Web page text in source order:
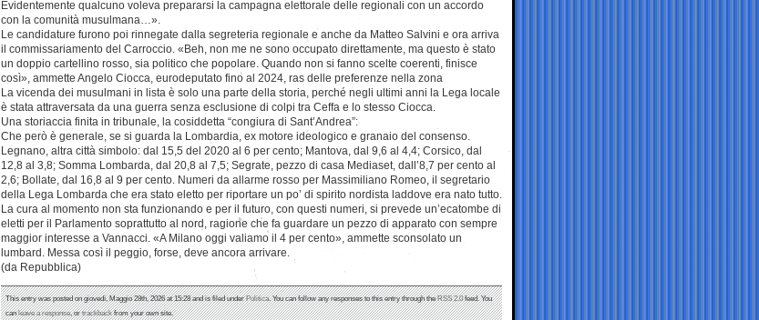
Evidentemente qualcuno voleva prepararsi la campagna elettorale delle regionali con un accordo
con la comunità musulmana…».
Le candidature furono poi rinnegate dalla segreteria regionale e anche da Matteo Salvini e ora arriva
il commissariamento del Carroccio. «Beh, non me ne sono occupato direttamente, ma questo è stato
un doppio cartellino rosso, sia politico che popolare. Quando non si fanno scelte coerenti, finisce
così», ammette Angelo Ciocca, eurodeputato fino al 2024, ras delle preferenze nella zona
La vicenda dei musulmani in lista è solo una parte della storia, perché negli ultimi anni la Lega locale
è stata attraversata da una guerra senza esclusione di colpi tra Ceffa e lo stesso Ciocca.
Una storiaccia finita in tribunale, la cosiddetta “congiura di Sant’Andrea”:
Che però è generale, se si guarda la Lombardia, ex motore ideologico e granaio del consenso.
Legnano, altra città simbolo: dal 15,5 del 2020 al 6 per cento; Mantova, dal 9,6 al 4,4; Corsico, dal
12,8 al 3,8; Somma Lombarda, dal 20,8 al 7,5; Segrate, pezzo di casa Mediaset, dall’8,7 per cento al
2,6; Bollate, dal 16,8 al 9 per cento. Numeri da allarme rosso per Massimiliano Romeo, il segretario
della Lega Lombarda che era stato eletto per riportare un po’ di spirito nordista laddove era nato tutto.
La cura al momento non sta funzionando e per il futuro, con questi numeri, si prevede un’ecatombe di
eletti per il Parlamento soprattutto al nord, ragione che fa guardare un pezzo di apparato con sempre
maggior interesse a Vannacci. «A Milano oggi valiamo il 4 per cento», ammette sconsolato un
lumbard. Messa così il peggio, forse, deve ancora arrivare.
(da Repubblica)
This entry was posted on giovedì, Maggio 28th, 2026 at 15:28 and is filed underPolitica. You can follow any responses to this entry through theRSS 2.0feed. You
canleave a response, ortrackbackfrom your own site.